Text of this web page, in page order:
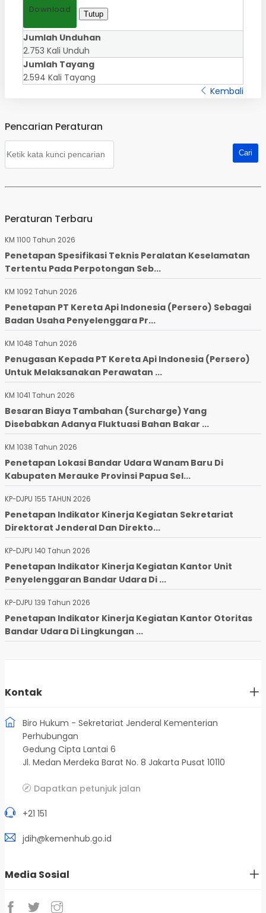
Download Tutup
Jumlah Unduhan
2.753 Kali Unduh
Jumlah Tayang
2.594 Kali Tayang
Kembali
Pencarian Peraturan
Peraturan Terbaru
KM 1100 Tahun 2026
Penetapan Spesifikasi Teknis Peralatan Keselamatan
Tertentu Pada Perpotongan Seb...
KM 1092 Tahun 2026
Penetapan PT Kereta Api Indonesia (Persero) Sebagai
Badan Usaha Penyelenggara Pr...
KM 1048 Tahun 2026
Penugasan Kepada PT Kereta Api Indonesia (Persero)
Untuk Melaksanakan Perawatan ...
KM 1041 Tahun 2026
Besaran Biaya Tambahan (Surcharge) Yang
Disebabkan Adanya Fluktuasi Bahan Bakar ...
KM 1038 Tahun 2026
Penetapan Lokasi Bandar Udara Wanam Baru Di
Kabupaten Merauke Provinsi Papua Sel...
KP-DJPU 155 TAHUN 2026
Penetapan Indikator Kinerja Kegiatan Sekretariat
Direktorat Jenderal Dan Direkto...
KP-DJPU 140 Tahun 2026
Penetapan Indikator Kinerja Kegiatan Kantor Unit
Penyelenggaran Bandar Udara Di ...
KP-DJPU 139 Tahun 2026
Penetapan Indikator Kinerja Kegiatan Kantor Otoritas
Bandar Udara Di Lingkungan ...
Kontak
Biro Hukum - Sekretariat Jenderal Kementerian
Perhubungan
Gedung Cipta Lantai 6
Jl. Medan Merdeka Barat No. 8 Jakarta Pusat 10110
Dapatkan petunjuk jalan
+21 151
jdih@kemenhub.go.id
Media Sosial